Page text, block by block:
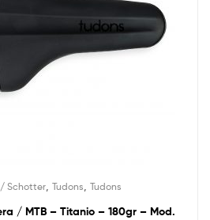
/ Schotter Tudons Tudons
/ MTB – Titanio – 180gr – Mod.